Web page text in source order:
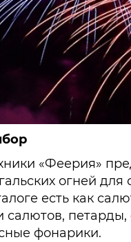
«Феерия»
огней
есть как
салютов,
фонарики.